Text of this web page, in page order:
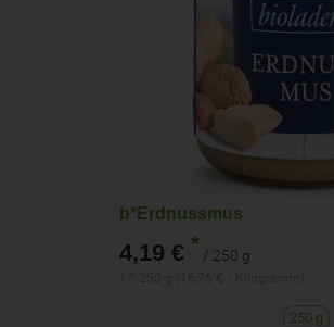
b*Erdnussmus
4,19 € * / 250 g
250 g